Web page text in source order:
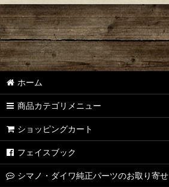
ホーム
商品カテゴリメニュー
ショッピングカート
フェイスブック
シマノ・ダイワ純正パーツのお取り寄せ